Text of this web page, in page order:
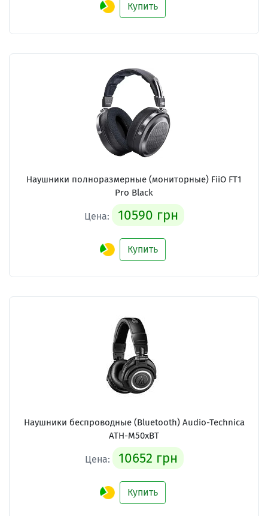
Купить
Наушники полноразмерные (мониторные) FiiO FT1
Pro Black
Цена: 10590 грн
Купить
Наушники беспроводные (Bluetooth) Audio-Technica
ATH-M50xBT
Цена: 10652 грн
Купить